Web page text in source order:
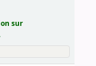
sur